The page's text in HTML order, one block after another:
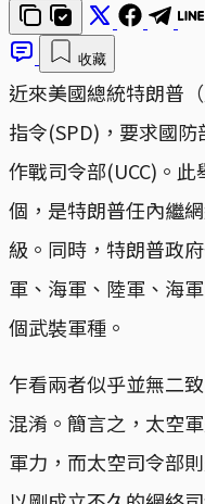
收藏
近來美國總統特朗普
指令(SPD)，要求國
作戰司令部(UCC)。
個，是特朗普任內繼
級。同時，特朗普政
軍、海軍、陸軍、海
個武裝軍種。
乍看兩者似乎並無二
混淆。簡言之，太空
軍力，而太空司令部